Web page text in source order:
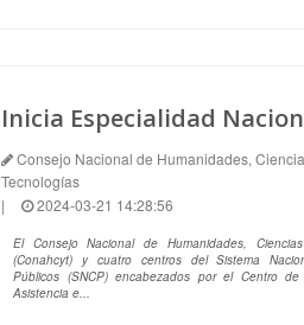
Consejo Nacional de Humanidades,
Tecnologías
|
2024-03-21 14:28:56
El Consejo Nacional de Humanidades,
(Conahcyt) y cuatro centros del Sistema
Públicos (SNCP) encabezados por el Centro
Asistencia e...